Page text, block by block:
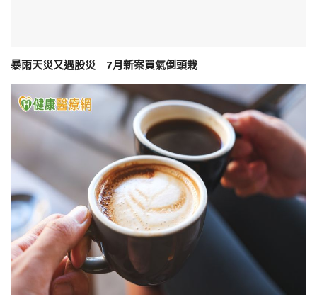
暴雨天災又遇股災 7月新案買氣倒頭栽